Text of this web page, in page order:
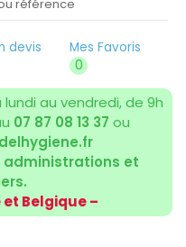
devis
Mes Favoris
0
au vendredi, de 9h
07 87 08 13 37 ou
administrations et
et Belgique –